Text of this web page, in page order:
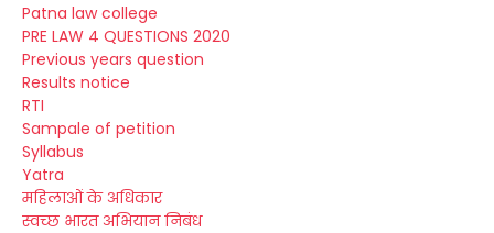
Patna law college
PRE LAW 4 QUESTIONS 2020
Previous years question
Results notice
RTI
Sampale of petition
Syllabus
Yatra
महिलाओं के अधिकार
स्वच्छ भारत अभियान निबंध